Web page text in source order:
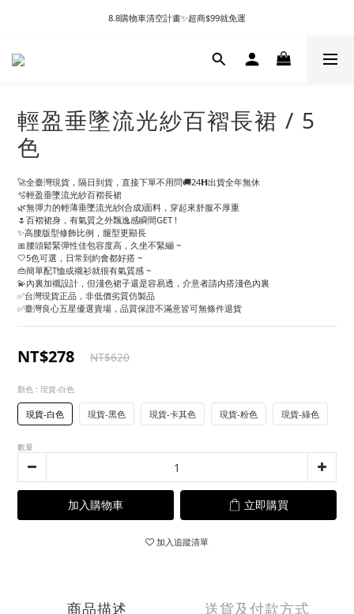
8.8購物車清空計畫✨超商$99就免運
輕盈垂墜流光紗百褶長裙 / 5
色
🚀全臺灣現貨，隔日到貨，直接下單不用問🚚24𝗛出貨全年無休
🫧輕盈垂墜流光紗百褶長裙
🌿無彈力的輕薄垂墜流光紗(合成)面料，穿起來舒服不厚重
🌷百褶裙身，有氣質之外飄逸感瞬間GET !
✨高腰版型修飾比例，腿型更顯長
🎀腰頭鬆緊彈性佳包容度高，久坐不緊繃 ~
🤍5色可選，日常到約會都好搭 ~
👜簡單配T恤或襯衫就很有氣質感 ~
💫內裏加襯設計，但淺色裙子還是容易透，介意者請內搭淺色內裏
✅台灣現貨正品，非低價劣質仿製品
✅臺灣良心五星優選賣場，品質保證不滿意皆可無條件退貨
NT$278 NT$620
顏色 : 現貨-白色
現貨-白色 現貨-黑色 現貨-卡其色 現貨-粉色 現貨-綠色
數量
加入購物車 立即購買
加入追蹤清單
商品描述 送貨及付款方式